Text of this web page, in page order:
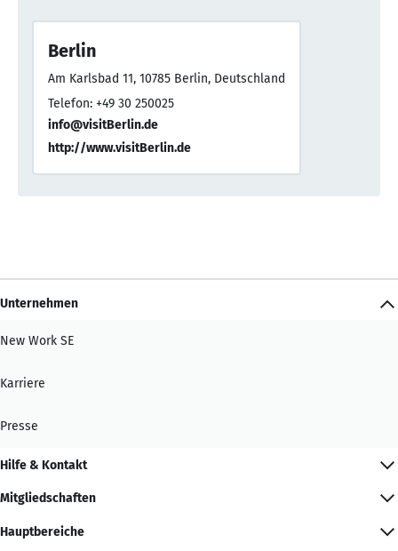
Berlin
Am Karlsbad 11, 10785 Berlin, Deutschland
Telefon: +49 30 250025
info@visitBerlin.de
http://www.visitBerlin.de
Unternehmen
New Work SE
Karriere
Presse
Hilfe & Kontakt
Mitgliedschaften
Hauptbereiche